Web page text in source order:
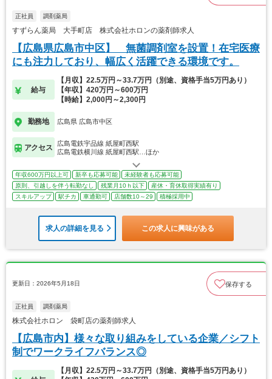
正社員 調剤薬局
すずらん薬局 大手町店 株式会社ホロンの薬剤師求人
【広島県広島市中区】 無菌調剤室を設置！在宅医療
にも注力しており、幅広く活躍できる環境です。
給与
【月収】22.5万円～33.7万円（別途、資格手当5万円あり）
【年収】420万円～600万円
【時給】2,000円～2,300円
勤務地 広島県 広島市中区
アクセス
広島電鉄宇品線 紙屋町西駅
広島電鉄横川線 紙屋町西駅…ほか
年収600万円以上可 新卒も応募可能
未経験者も応募可能
原則、引越しを伴う転勤なし
残業月10ｈ以下
産休・育休取得実績有り
スキルアップ
駅チカ 車通勤可 店舗数10～29 積極採用中
求人の詳細を見る この求人に興味がある
更新日：2026年5月18日 保存する
正社員 調剤薬局
株式会社ホロン 袋町店の薬剤師求人
【広島市内】様々な取り組みをしている企業／シフト
制でワークライフバランス◎
【月収】22.5万円～33.7万円（別途、資格手当5万円あり）